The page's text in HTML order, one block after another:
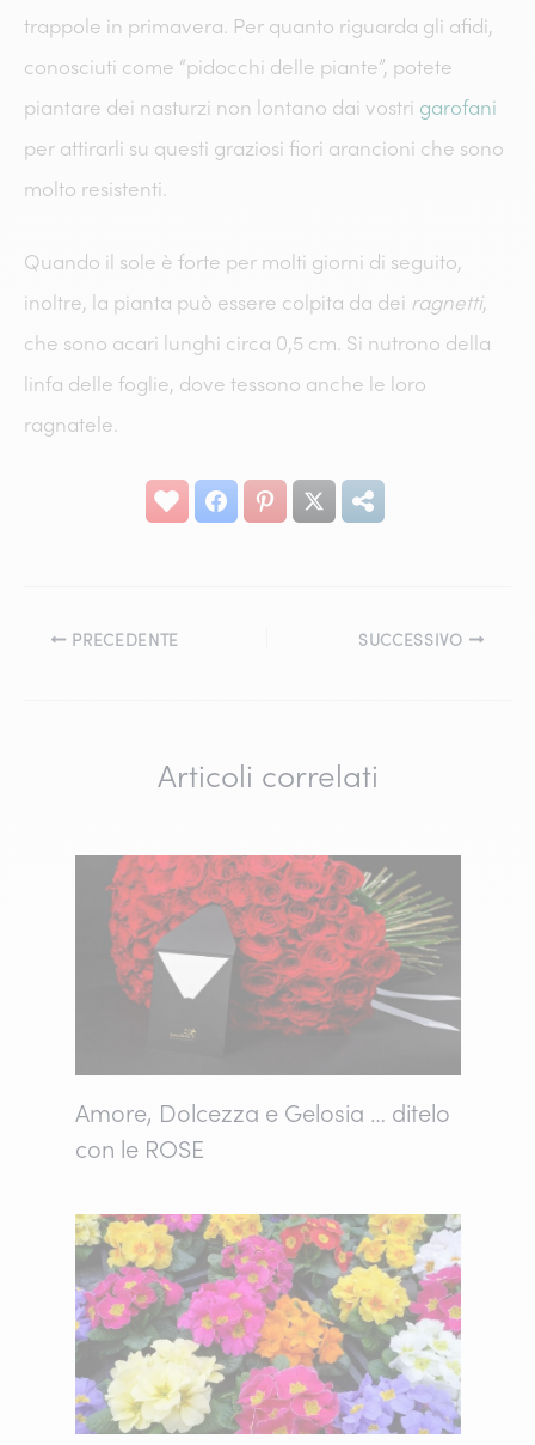
trappole in primavera. Per quanto riguarda gli afidi,
conosciuti come “pidocchi delle piante”, potete
piantare dei nasturzi non lontano dai vostri garofani
per attirarli su questi graziosi fiori arancioni che sono
molto resistenti.
Quando il sole è forte per molti giorni di seguito,
inoltre, la pianta può essere colpita da dei ragnetti,
che sono acari lunghi circa 0,5 cm. Si nutrono della
linfa delle foglie, dove tessono anche le loro
ragnatele.
PRECEDENTE SUCCESSIVO
Articoli correlati
Amore, Dolcezza e Gelosia … ditelo
con le ROSE